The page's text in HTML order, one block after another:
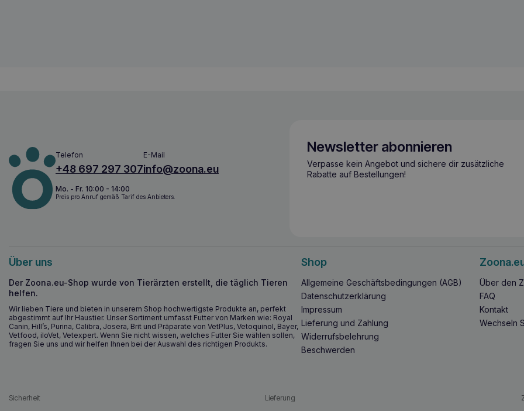
Telefon
+48 697 297 307
E-Mail
info@zoona.eu
Mo. - Fr. 10:00 - 14:00
Preis pro Anruf gemäß Tarif des Anbieters.
Newsletter abonnieren
Verpasse kein Angebot und sichere dir zusätzliche
Rabatte auf Bestellungen!
Über uns
Der Zoona.eu-Shop wurde von Tierärzten erstellt, die täglich Tieren
helfen.
Wir lieben Tiere und bieten in unserem Shop hochwertigste Produkte an, perfekt
abgestimmt auf Ihr Haustier. Unser Sortiment umfasst Futter von Marken wie: Royal
Canin, Hill’s, Purina, Calibra, Josera, Brit und Präparate von VetPlus, Vetoquinol, Bayer,
Vetfood, iloVet, Vetexpert. Wenn Sie nicht wissen, welches Futter Sie wählen sollen,
fragen Sie uns und wir helfen Ihnen bei der Auswahl des richtigen Produkts.
Shop
Allgemeine Geschäftsbedingungen (AGB)
Datenschutzerklärung
Impressum
Lieferung und Zahlung
Widerrufsbelehrung
Beschwerden
Über den
FAQ
Kontakt
Wechseln
Sicherheit Lieferung